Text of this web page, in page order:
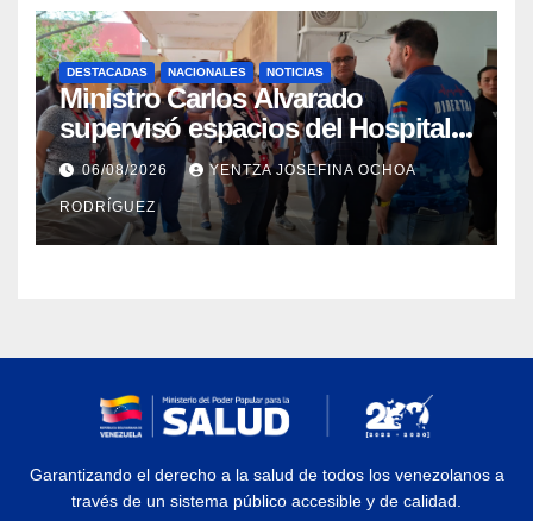
DESTACADAS NACIONALES NOTICIAS
Ministro Carlos Alvarado
supervisó espacios del Hospital
Dermatológico Dr. Martín Vegas
en La Guaira
06/08/2026 YENTZA JOSEFINA OCHOA
RODRÍGUEZ
Garantizando el derecho a la salud de todos los venezolanos a
través de un sistema público accesible y de calidad.